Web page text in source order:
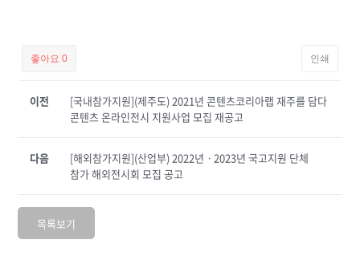
좋아요0 인쇄
이전
[국내참가지원](제주도) 2021년 콘텐츠코리아랩 재주를 담다
콘텐츠 온라인전시 지원사업 모집 재공고
[해외참가지원](산업부) 2022년ㆍ2023년 국고지원 단체
참가 해외전시회 모집 공고
다음
목록보기